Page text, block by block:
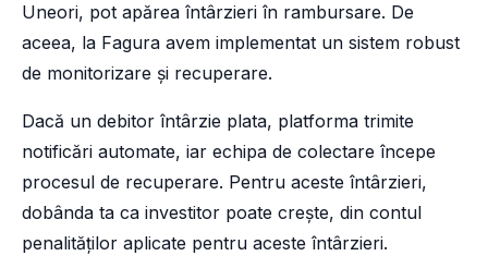
Uneori, pot apărea întârzieri în rambursare. De
aceea, la Fagura avem implementat un sistem robust
de monitorizare și recuperare.
Dacă un debitor întârzie plata, platforma trimite
notificări automate, iar echipa de colectare începe
procesul de recuperare. Pentru aceste întârzieri,
dobânda ta ca investitor poate crește, din contul
penalităților aplicate pentru aceste întârzieri.